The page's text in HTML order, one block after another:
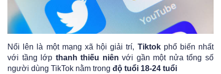
Nổi lên là một mạng xã hội giải trí, Tiktokphổ biến nhất
với tầng lớp thanh thiếu niên với gần một nửa tổng số
người dùng TikTok nằm trong độ tuổi 18-24 tuổi